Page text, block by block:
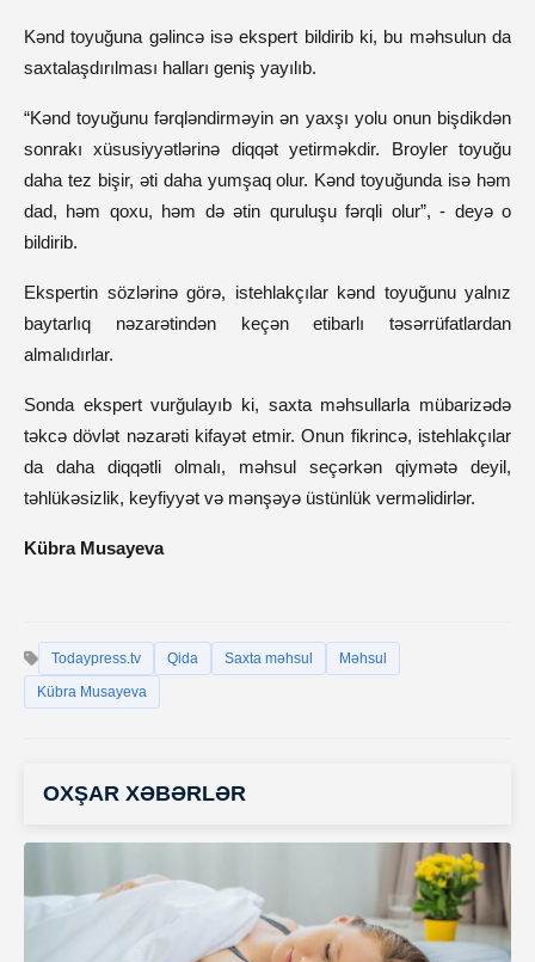
Kənd toyuğuna gəlincə isə ekspert bildirib ki, bu məhsulun da
saxtalaşdırılması halları geniş yayılıb.
“Kənd toyuğunu fərqləndirməyin ən yaxşı yolu onun bişdikdən
sonrakı xüsusiyyətlərinə diqqət yetirməkdir. Broyler toyuğu
daha tez bişir, əti daha yumşaq olur. Kənd toyuğunda isə həm
dad, həm qoxu, həm də ətin quruluşu fərqli olur”, - deyə o
bildirib.
Ekspertin sözlərinə görə, istehlakçılar kənd toyuğunu yalnız
baytarlıq nəzarətindən keçən etibarlı təsərrüfatlardan
almalıdırlar.
Sonda ekspert vurğulayıb ki, saxta məhsullarla mübarizədə
təkcə dövlət nəzarəti kifayət etmir. Onun fikrincə, istehlakçılar
da daha diqqətli olmalı, məhsul seçərkən qiymətə deyil,
təhlükəsizlik, keyfiyyət və mənşəyə üstünlük verməlidirlər.
Kübra Musayeva
Todaypress.tv Qida Saxta məhsul
Məhsul
Kübra Musayeva
OXŞAR XƏBƏRLƏR